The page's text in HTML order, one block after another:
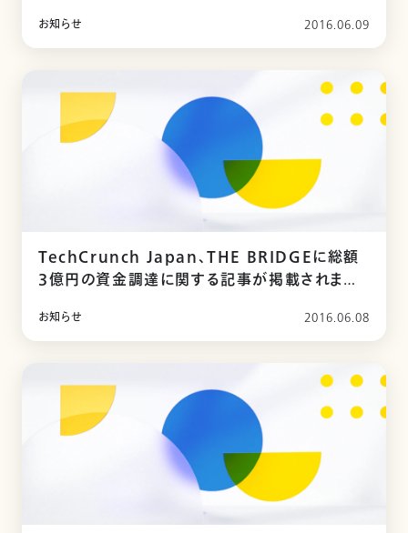
お知らせ 2016.06.09
TechCrunch Japan、THE BRIDGEに総額
3億円の資金調達に関する記事が掲載されまし
お知らせ 2016.06.08